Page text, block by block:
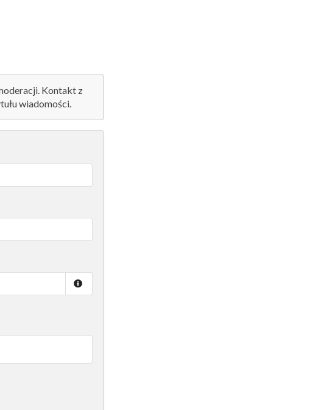
Kontakt z
wiadomości.